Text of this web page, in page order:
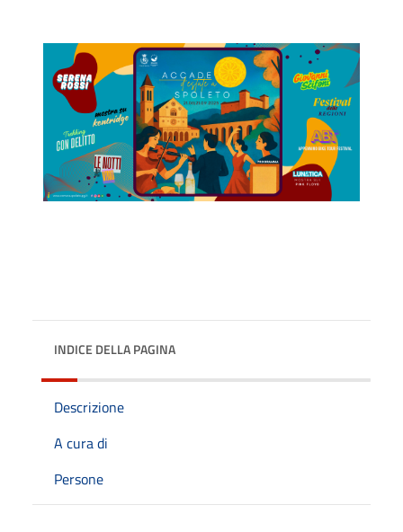
INDICE DELLA PAGINA
Descrizione
A cura di
Persone